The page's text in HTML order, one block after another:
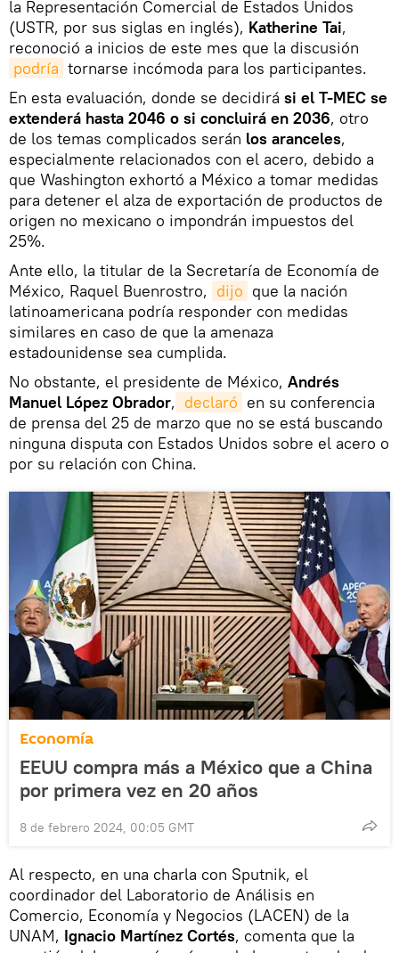
la Representación Comercial de Estados Unidos
(USTR, por sus siglas en inglés), Katherine Tai,
reconoció a inicios de este mes que la discusión
podría tornarse incómoda para los participantes.
En esta evaluación, donde se decidirá si el T-MEC se
extenderá hasta 2046 o si concluirá en 2036, otro
de los temas complicados serán los aranceles,
especialmente relacionados con el acero, debido a
que Washington exhortó a México a tomar medidas
para detener el alza de exportación de productos de
origen no mexicano o impondrán impuestos del
25%.
Ante ello, la titular de la Secretaría de Economía de
México, Raquel Buenrostro, dijo que la nación
latinoamericana podría responder con medidas
similares en caso de que la amenaza
estadounidense sea cumplida.
No obstante, el presidente de México, Andrés
Manuel López Obrador, declaró en su conferencia
de prensa del 25 de marzo que no se está buscando
ninguna disputa con Estados Unidos sobre el acero o
por su relación con China.
Economía
EEUU compra más a México que a China
por primera vez en 20 años
8 de febrero 2024, 00:05 GMT
Al respecto, en una charla con Sputnik, el
coordinador del Laboratorio de Análisis en
Comercio, Economía y Negocios (LACEN) de la
UNAM, Ignacio Martínez Cortés, comenta que la